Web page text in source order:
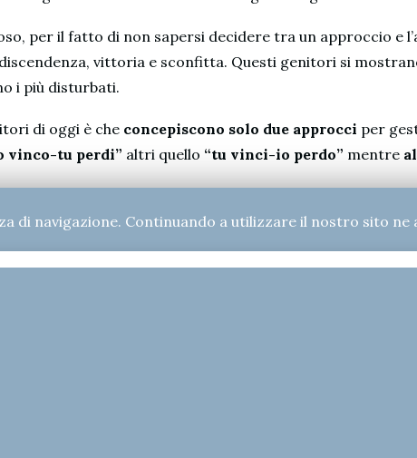
per il fatto di non sapersi decidere tra un approccio e
vittoria e sconfitta. Questi genitori si
i più disturbati.
di oggi è che concepiscono solo due approcci per
vinco-tu perdi” altri quello “tu vinci-io perdo” mentre
che possiamo chiamare“senza perdenti”che richiede
nell’atteggiamento verso i figli. Applicarlo in famiglia
letecnichedell’ascolto non valutativoe della
di navigazione. Continuando a utilizzare il nostro sito ne